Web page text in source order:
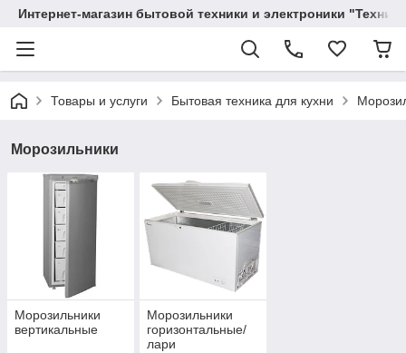
Интернет-магазин бытовой техники и электроники
Товары и услуги Бытовая техника для кухни
Морозильники
Морозильники
вертикальные
Морозильники
горизонтальные/
лари